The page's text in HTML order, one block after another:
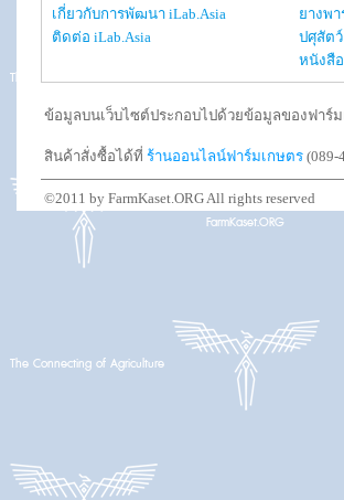
เกี่ยวกับการพัฒนา iLab.Asia
ติดต่อ iLab.Asia
ยางพา
ปศุสัตว์
หนังสื
ข้อมูลบนเว็บไซต์ประกอบไปด้วยข้อมูลของฟาร์
สินค้าสั่งซื้อได้ที่ ร้านออนไลน์ฟาร์มเกษตร (089-
©2011 by FarmKaset.ORG All rights reserved